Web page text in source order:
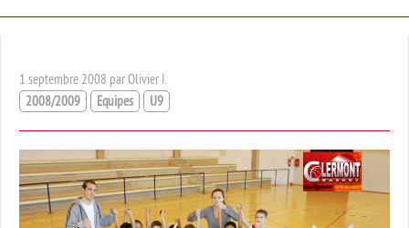
1 septembre 2008 par Olivier I.
2008/2009
Equipes U9